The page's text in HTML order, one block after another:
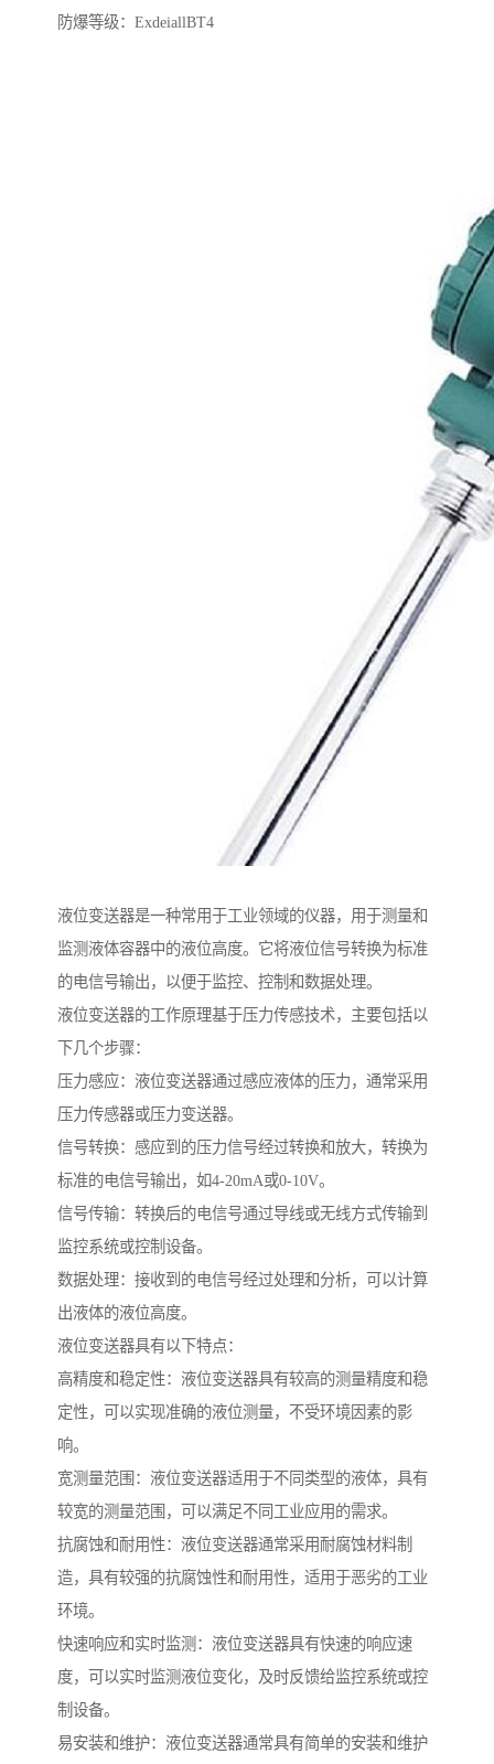
防爆等级：ExdeiallBT4
液位变送器是一种常用于工业领域的仪器，用于测量和
监测液体容器中的液位高度。它将液位信号转换为标准
的电信号输出，以便于监控、控制和数据处理。
液位变送器的工作原理基于压力传感技术，主要包括以
下几个步骤：
压力感应：液位变送器通过感应液体的压力，通常采用
压力传感器或压力变送器。
信号转换：感应到的压力信号经过转换和放大，转换为
标准的电信号输出，如4-20mA或0-10V。
信号传输：转换后的电信号通过导线或无线方式传输到
监控系统或控制设备。
数据处理：接收到的电信号经过处理和分析，可以计算
出液体的液位高度。
液位变送器具有以下特点：
高精度和稳定性：液位变送器具有较高的测量精度和稳
定性，可以实现准确的液位测量，不受环境因素的影
响。
宽测量范围：液位变送器适用于不同类型的液体，具有
较宽的测量范围，可以满足不同工业应用的需求。
抗腐蚀和耐用性：液位变送器通常采用耐腐蚀材料制
造，具有较强的抗腐蚀性和耐用性，适用于恶劣的工业
环境。
快速响应和实时监测：液位变送器具有快速的响应速
度，可以实时监测液位变化，及时反馈给监控系统或控
制设备。
易安装和维护：液位变送器通常具有简单的安装和维护